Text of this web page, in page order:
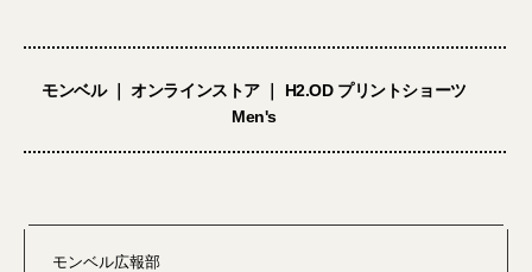
モンベル ｜ オンラインストア ｜ H2.OD プリントショーツ
Men's
モンベル広報部